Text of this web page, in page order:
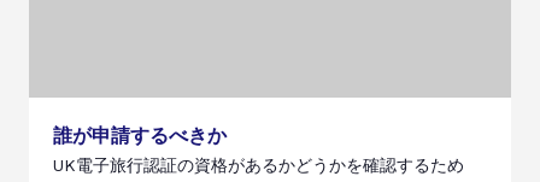
誰が申請するべきか
UK電子旅行認証の資格があるかどうかを確認するため